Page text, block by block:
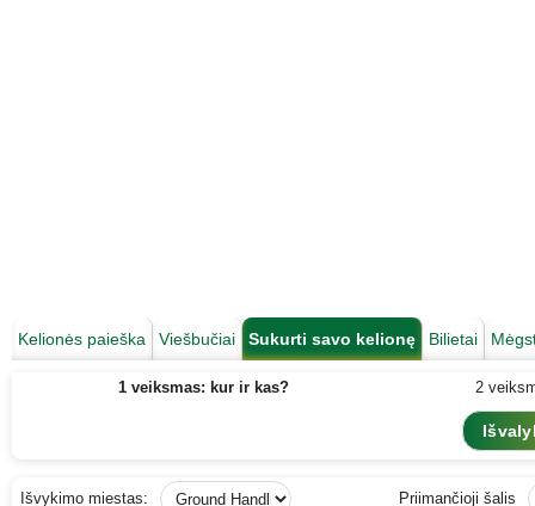
Kelionės paieška Viešbučiai Sukurti savo kelionę Bilietai
1 veiksmas: kur ir kas? 2
Išvykimo miestas: Priimančioji šalis